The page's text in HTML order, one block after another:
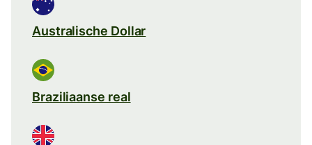
Australische Dollar
Braziliaanse real